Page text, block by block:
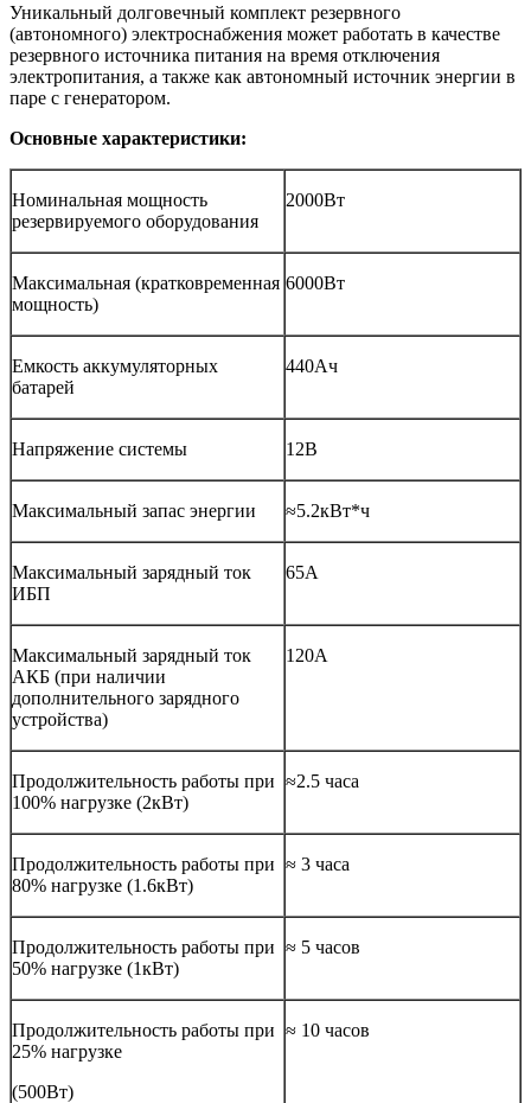
Уникальный долговечный комплект резервного
(автономного) электроснабжения может работать в качестве
резервного источника питания на время отключения
электропитания, а также как автономный источник энергии в
паре с генератором.
Основные характеристики:
Номинальная мощность
резервируемого оборудования
2000Вт
Максимальная (кратковременная
мощность)
6000Вт
Емкость аккумуляторных
батарей
440Ач
Напряжение системы 12В
Максимальный запас энергии ≈5.2кВт*ч
Максимальный зарядный ток
ИБП
65А
Максимальный зарядный ток
АКБ (при наличии
дополнительного зарядного
устройства)
120А
Продолжительность работы при
100% нагрузке (2кВт)
≈2.5 часа
Продолжительность работы при
80% нагрузке (1.6кВт)
≈ 3 часа
Продолжительность работы при
50% нагрузке (1кВт)
≈ 5 часов
Продолжительность работы при
25% нагрузке
(500Вт)
≈ 10 часов